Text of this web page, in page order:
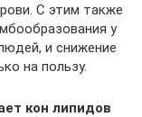
С этим также
у
и снижение
на пользу.
кон липидов